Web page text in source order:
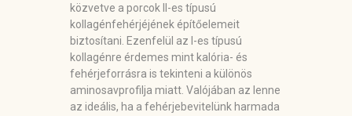
közvetve a porcok II-es típusú
kollagénfehérjéjének építőelemeit
biztosítani. Ezenfelül az I-es típusú
kollagénre érdemes mint kalória- és
fehérjeforrásra is tekinteni a különös
aminosavprofilja miatt. Valójában az lenne
az ideális, ha a fehérjebevitelünk harmada